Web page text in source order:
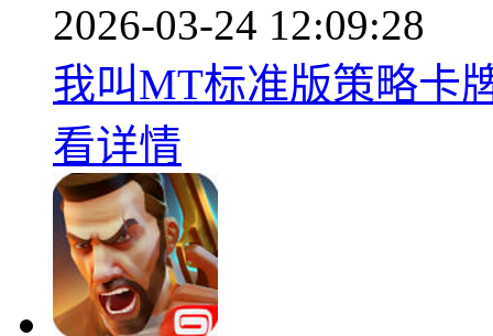
2026-03-24 12:09:28
我叫MT标准版策略卡
看详情